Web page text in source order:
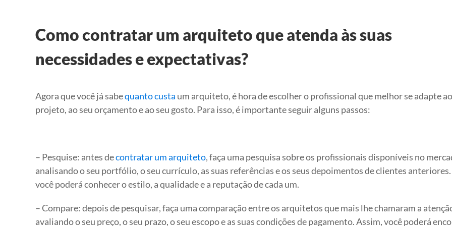
Como contratar um arquiteto que atenda às suas
necessidades e expectativas?
Agora que você já sabequanto custa um arquiteto, é hora de escolher o profissional que melhor se adapte
projeto, ao seu orçamento e ao seu gosto. Para isso, é importante seguir alguns passos:
– Pesquise: antes decontratar um arquiteto, faça uma pesquisa sobre os profissionais disponíveis no
analisando o seu portfólio, o seu currículo, as suas referências e os seus depoimentos de clientes
você poderá conhecer o estilo, a qualidade e a reputação de cada um.
– Compare: depois de pesquisar, faça uma comparação entre os arquitetos que mais lhe chamaram a
avaliando o seu preço, o seu prazo, o seu escopo e as suas condições de pagamento. Assim, você poderá